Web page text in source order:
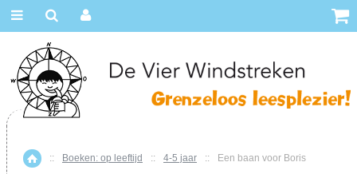
Home
:: Boeken: op leeftijd :: 4-5 jaar :: Een baan voor Boris